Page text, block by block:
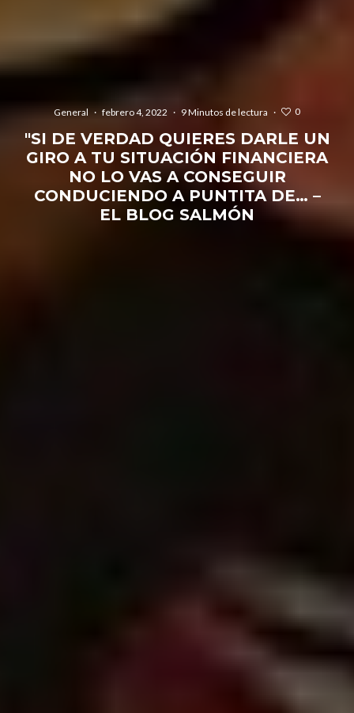
General · febrero 4, 2022 · 9 Minutos de lectura · 0
"SI DE VERDAD QUIERES DARLE UN
GIRO A TU SITUACIÓN FINANCIERA
NO LO VAS A CONSEGUIR
CONDUCIENDO A PUNTITA DE… –
EL BLOG SALMÓN